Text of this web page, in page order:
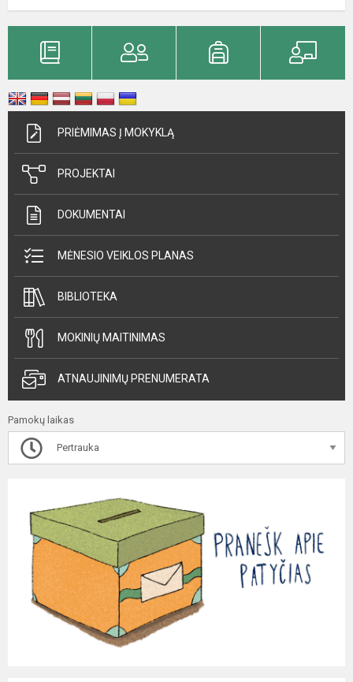
PRIĖMIMAS Į MOKYKLĄ
PROJEKTAI
DOKUMENTAI
MĖNESIO VEIKLOS PLANAS
BIBLIOTEKA
MOKINIŲ MAITINIMAS
ATNAUJINIMŲ PRENUMERATA
Pamokų laikas
Pertrauka